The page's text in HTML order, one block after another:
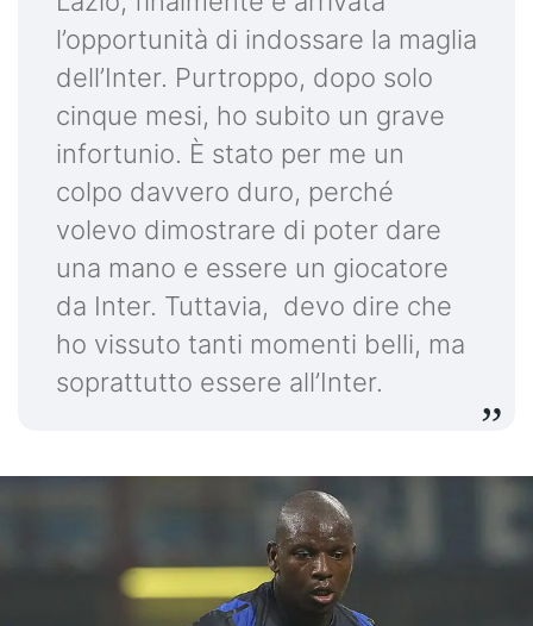
l’opportunità di indossare la maglia
dell’Inter. Purtroppo, dopo solo
cinque mesi, ho subito un grave
infortunio. È stato per me un
colpo davvero duro, perché
volevo dimostrare di poter dare
una mano e essere un giocatore
da Inter. Tuttavia, devo dire che
ho vissuto tanti momenti belli, ma
soprattutto essere all’Inter.